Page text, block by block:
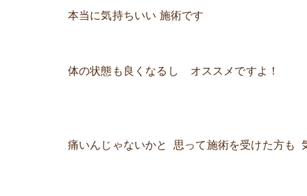
本当に気持ちいい 施術です
体の状態も良くなるし オススメですよ！
痛いんじゃないかと 思って施術を受けた方も